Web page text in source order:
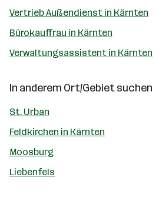
Vertrieb Außendienst in Kärnten
Bürokauffrau in Kärnten
Verwaltungsassistent in Kärnten
In anderem Ort/Gebiet suchen
St. Urban
Feldkirchen in Kärnten
Moosburg
Liebenfels